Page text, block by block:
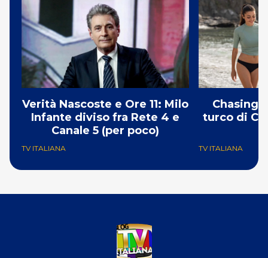
Verità Nascoste e Ore 11: Milo
Infante diviso fra Rete 4 e
Canale 5 (per poco)
TV ITALIANA
Chasing
turco di
TV ITALIANA